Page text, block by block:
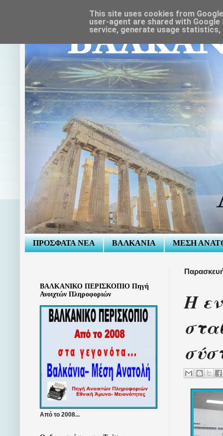
ΠΡΟΣΦΑΤΑ ΝΕΑ ΒΑΛΚΑΝΙΑ ΜΕΣΗ
Η
ΒΑΛΚΑΝΙΚΟ ΠΕΡΙΣΚΟΠΙΟ Πηγή
Ανοιχτών Πληροφοριών
Από το 2008...
This site uses cookies from
user-agent are shared with
service, generate usage statistics,